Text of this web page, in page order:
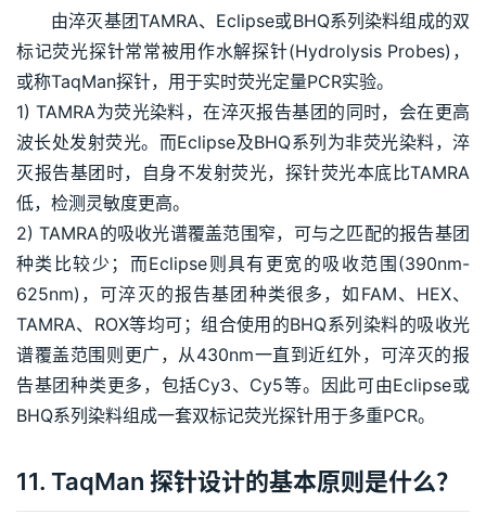
由淬灭基团TAMRA、Eclipse或BHQ系列染料组成的双
标记荧光探针常常被用作水解探针(Hydrolysis Probes)，
或称TaqMan探针，用于实时荧光定量PCR实验。
1) TAMRA为荧光染料，在淬灭报告基团的同时，会在更高
波长处发射荧光。而Eclipse及BHQ系列为非荧光染料，淬
灭报告基团时，自身不发射荧光，探针荧光本底比TAMRA
低，检测灵敏度更高。
2) TAMRA的吸收光谱覆盖范围窄，可与之匹配的报告基团
种类比较少；而Eclipse则具有更宽的吸收范围(390nm-
625nm)，可淬灭的报告基团种类很多，如FAM、HEX、
TAMRA、ROX等均可；组合使用的BHQ系列染料的吸收光
谱覆盖范围则更广，从430nm一直到近红外，可淬灭的报
告基团种类更多，包括Cy3、Cy5等。因此可由Eclipse或
BHQ系列染料组成一套双标记荧光探针用于多重PCR。
11. TaqMan 探针设计的基本原则是什么？